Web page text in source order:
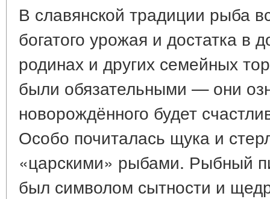
В славянской традиции рыба
богатого урожая и достатка в
родинах и других семейных
были обязательными — они
новорождённого будет
Особо почиталась щука и
«царскими» рыбами. Рыбный
был символом сытности и